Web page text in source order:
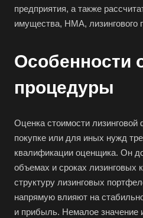
предприятия, а также
имущества, НМА, лизингового
Особенности
процедуры
Оценка стоимости
покупке или для иных нужд
квалификации оценщика. Он
объемах и сроках лизинговых
структуру лизинговых
напрямую влияют на
и прибыль. Немалое значение